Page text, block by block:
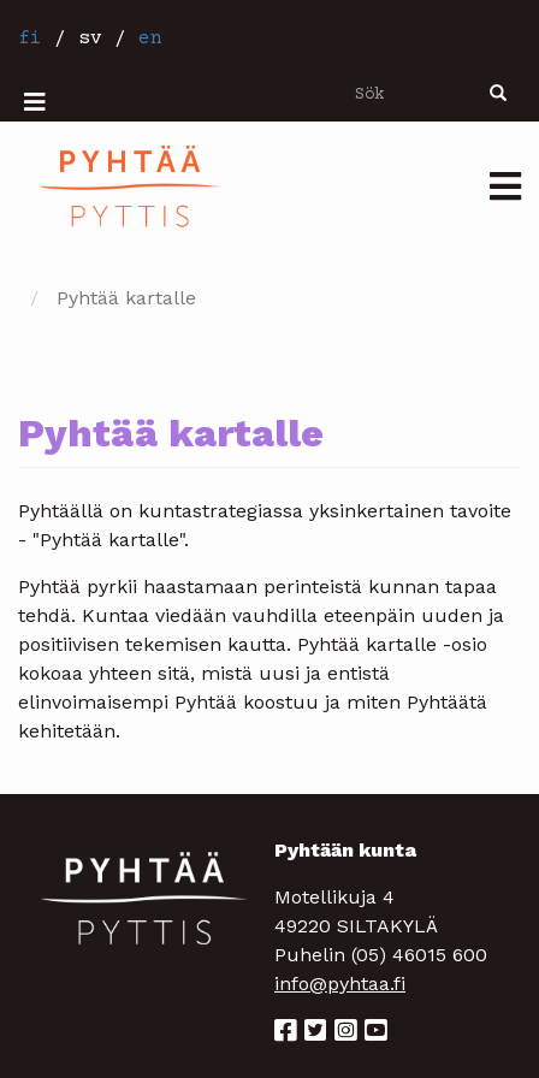
tillfi / sv / en
Sök Sök
Mobiilivalikko
Pyhtää kartalle
Pyhtää kartalle
Pyhtäällä on kuntastrategiassa yksinkertainen tavoite
- "Pyhtää kartalle".
Pyhtää pyrkii haastamaan perinteistä kunnan tapaa
tehdä. Kuntaa viedään vauhdilla eteenpäin uuden ja
positiivisen tekemisen kautta. Pyhtää kartalle -osio
kokoaa yhteen sitä, mistä uusi ja entistä
elinvoimaisempi Pyhtää koostuu ja miten Pyhtäätä
kehitetään.
Pyhtään kunta
Motellikuja 4
49220 SILTAKYLÄ
Puhelin (05) 46015 600
info@pyhtaa.fi